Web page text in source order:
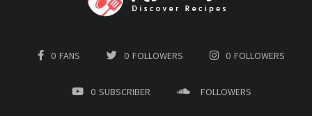
0 FANS 0 FOLLOWERS 0 FOLLOWERS
0 SUBSCRIBER FOLLOWERS